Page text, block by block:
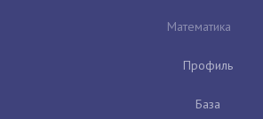
Математика
Профиль
База